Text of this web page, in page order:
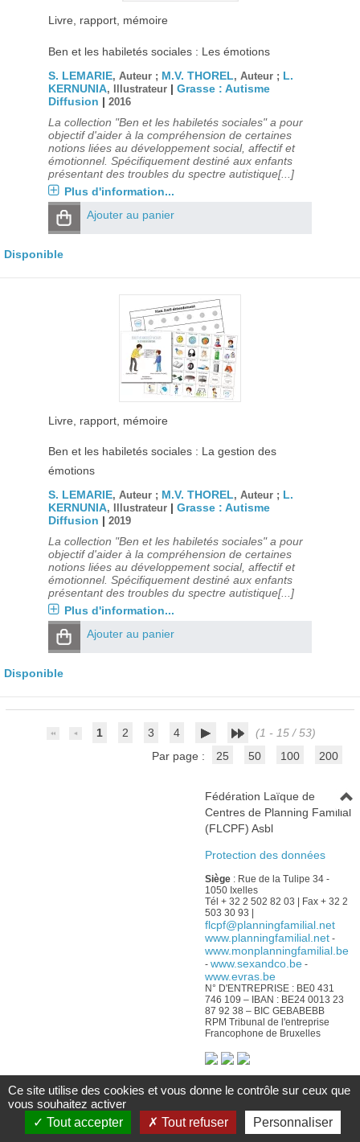
Livre, rapport, mémoire
Ben et les habiletés sociales : Les émotions
S. LEMARIE, Auteur ; M.V. THOREL, Auteur ; L.
KERNUNIA, Illustrateur | Grasse : Autisme
Diffusion | 2016
La collection "Ben et les habiletés sociales" a pour
objectif d'aider à la compréhension de certaines
notions liées au développement social, affectif et
émotionnel. Spécifiquement destiné aux enfants
présentant des troubles du spectre autistique[...]
Plus d'information...
Ajouter au panier
Disponible
Livre, rapport, mémoire
Ben et les habiletés sociales : La gestion des
émotions
S. LEMARIE, Auteur ; M.V. THOREL, Auteur ; L.
KERNUNIA, Illustrateur | Grasse : Autisme
Diffusion | 2019
La collection "Ben et les habiletés sociales" a pour
objectif d'aider à la compréhension de certaines
notions liées au développement social, affectif et
émotionnel. Spécifiquement destiné aux enfants
présentant des troubles du spectre autistique[...]
Plus d'information...
Ajouter au panier
Disponible
1 2 3 4
(1 - 15 / 53)
Par page :
25 50 100 200
Fédération Laïque de
Centres de Planning Familial
(FLCPF) Asbl
Protection des données
Siège: Rue de la Tulipe 34 -
1050 Ixelles
Tél + 32 2 502 82 03 | Fax + 32 2
503 30 93 |
flcpf@planningfamilial.net
www.planningfamilial.net-
www.monplanningfamilial.be
- www.sexandco.be-
www.evras.be
N° D'ENTREPRISE : BE0 431
746 109 – IBAN : BE24 0013 23
87 92 38 – BIC GEBABEBB
RPM Tribunal de l'entreprise
Francophone de Bruxelles
Avec le soutien :
De la Fédération Wallonie-
Bruxelles
Du Service public
Ce site utilise des cookies et vous donne le contrôle sur ceux que
vous souhaitez activer
Tout accepter
Tout refuser Personnaliser